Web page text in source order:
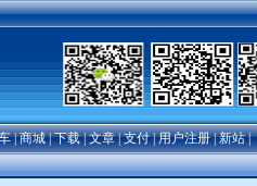
|商城|下载|文章|支付|用户注册|新站|